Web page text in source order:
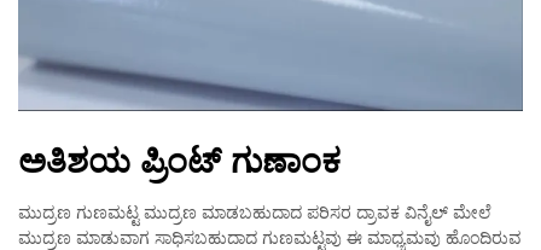
ಅತಿಶಯ ಪ್ರಿಂಟ್ ಗುಣಾಂಕ
ಮುದ್ರಣ ಗುಣಮಟ್ಟ ಮುದ್ರಣ ಮಾಡಬಹುದಾದ ಪರಿಸರ ದ್ರಾವಕ ವಿನೈಲ್ ಮೇಲೆ
ಮುದ್ರಣ ಮಾಡುವಾಗ ಸಾಧಿಸಬಹುದಾದ ಗುಣಮಟ್ಟವು ಈ ಮಾಧ್ಯಮವು ಹೊಂದಿರುವ